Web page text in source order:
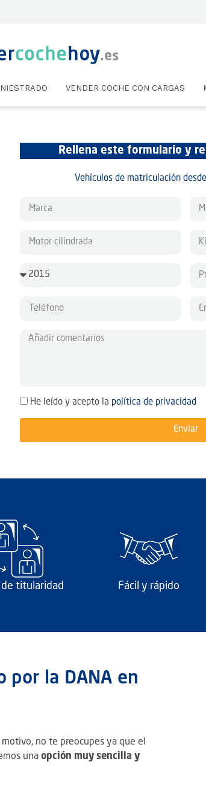
VENDER COCHE CON CARGAS
Rellena este formulario y
Vehículos de matriculación
He leído y acepto la política de privacidad
Enviar
de titularidad Fácil y rápido
por la DANA en
no te preocupes ya que el
unaopción muy sencilla y